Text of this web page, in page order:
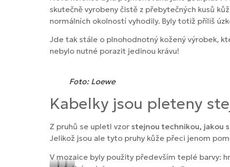
skutečně vyrobeny čistě z přebytečných kusů
normálních okolností vyhodily. Byly totiž příliš
Jde tak stále o plnohodnotný kožený výrobek,
nebylo nutné porazit jedinou krávu!
Foto: Loewe
Kabelky jsou pleteny
Z pruhů se upletl vzor stejnou technikou, jakou
Jelikož jsou ale tyto pruhy kůže přeci jenom
V mozaice byly použity především teplé barvy: